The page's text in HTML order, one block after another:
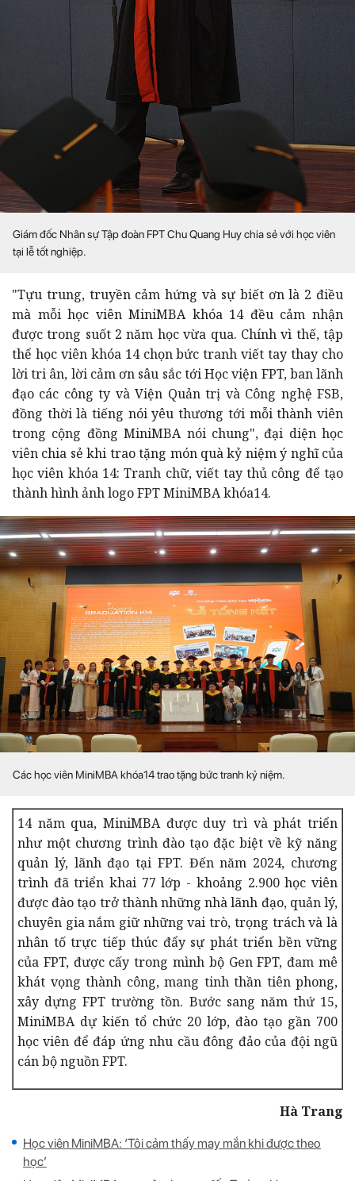
Giám đốc Nhân sự Tập đoàn FPT Chu Quang Huy chia sẻ với học viên
tại lễ tốt nghiệp.
"Tựu trung, truyền cảm hứng và sự biết ơn là 2 điều
mà mỗi học viên MiniMBA khóa 14 đều cảm nhận
được trong suốt 2 năm học vừa qua. Chính vì thế, tập
thể học viên khóa 14 chọn bức tranh viết tay thay cho
lời tri ân, lời cảm ơn sâu sắc tới Học viện FPT, ban lãnh
đạo các công ty và Viện Quản trị và Công nghệ FSB,
đồng thời là tiếng nói yêu thương tới mỗi thành viên
trong cộng đồng MiniMBA nói chung", đại diện học
viên chia sẻ khi trao tặng món quà kỷ niệm ý nghĩ của
học viên khóa 14: Tranh chữ, viết tay thủ công để tạo
thành hình ảnh logo FPT MiniMBA khóa14.
Các học viên MiniMBA khóa14 trao tặng bức tranh kỷ niệm.
14 năm qua, MiniMBA được duy trì và phát triển
như một chương trình đào tạo đặc biệt về kỹ năng
quản lý, lãnh đạo tại FPT. Đến năm 2024, chương
trình đã triển khai 77 lớp - khoảng 2.900 học viên
được đào tạo trở thành những nhà lãnh đạo, quản lý,
chuyên gia nắm giữ những vai trò, trọng trách và là
nhân tố trực tiếp thúc đẩy sự phát triển bền vững
của FPT, được cấy trong mình bộ Gen FPT, đam mê
khát vọng thành công, mang tinh thần tiên phong,
xây dựng FPT trường tồn. Bước sang năm thứ 15,
MiniMBA dự kiến tổ chức 20 lớp, đào tạo gần 700
học viên để đáp ứng nhu cầu đông đảo của đội ngũ
cán bộ nguồn FPT.
Hà Trang
Học viên MiniMBA: ‘Tôi cảm thấy may mắn khi được theo
học’